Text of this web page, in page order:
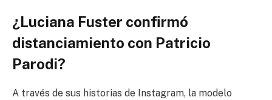
¿Luciana Fuster confirmó
distanciamiento con Patricio
Parodi?
A través de sus historias de Instagram, la modelo